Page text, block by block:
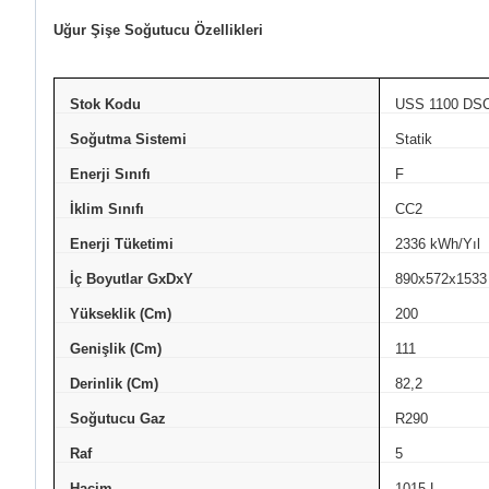
Uğur Şişe Soğutucu Özellikleri
Stok Kodu USS 1100
Soğutma Sistemi Statik
Enerji Sınıfı F
İklim Sınıfı CC2
Enerji Tüketimi 2336 kWh/Yıl
İç Boyutlar GxDxY 890x572x1533
Yükseklik (Cm) 200
Genişlik (Cm) 111
Derinlik (Cm) 82,2
Soğutucu Gaz R290
Raf 5